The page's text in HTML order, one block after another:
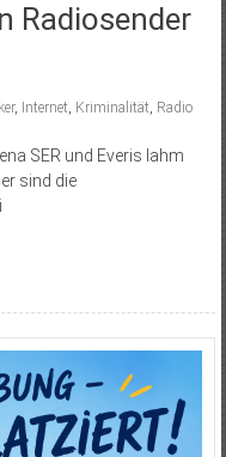
Radiosender
, Internet, Kriminalität, Radio
SER und Everis lahm
sind die